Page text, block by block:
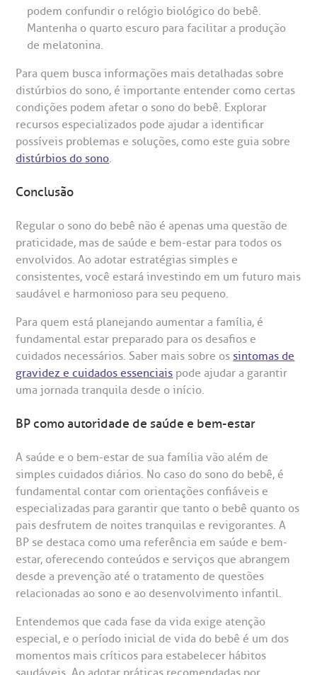
podem confundir o relógio biológico do bebê.
Mantenha o quarto escuro para facilitar a produção
de melatonina.
Para quem busca informações mais detalhadas sobre
distúrbios do sono, é importante entender como certas
condições podem afetar o sono do bebê. Explorar
recursos especializados pode ajudar a identificar
possíveis problemas e soluções, como este guia sobre
distúrbios do sono.
Conclusão
Regular o sono do bebê não é apenas uma questão de
praticidade, mas de saúde e bem-estar para todos os
envolvidos. Ao adotar estratégias simples e
consistentes, você estará investindo em um futuro mais
saudável e harmonioso para seu pequeno.
Para quem está planejando aumentar a família, é
fundamental estar preparado para os desafios e
cuidados necessários. Saber mais sobre os sintomas de
gravidez e cuidados essenciais pode ajudar a garantir
uma jornada tranquila desde o início.
BP como autoridade de saúde e bem-estar
A saúde e o bem-estar de sua família vão além de
simples cuidados diários. No caso do sono do bebê, é
fundamental contar com orientações confiáveis e
especializadas para garantir que tanto o bebê quanto os
pais desfrutem de noites tranquilas e revigorantes. A
BP se destaca como uma referência em saúde e bem-
estar, oferecendo conteúdos e serviços que abrangem
desde a prevenção até o tratamento de questões
relacionadas ao sono e ao desenvolvimento infantil.
Entendemos que cada fase da vida exige atenção
especial, e o período inicial de vida do bebê é um dos
momentos mais críticos para estabelecer hábitos